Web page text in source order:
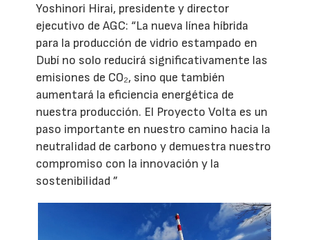
Yoshinori Hirai, presidente y director
ejecutivo de AGC: “La nueva línea híbrida
para la producción de vidrio estampado en
Dubí no solo reducirá significativamente las
emisiones de CO₂, sino que también
aumentará la eficiencia energética de
nuestra producción. El Proyecto Volta es un
paso importante en nuestro camino hacia la
neutralidad de carbono y demuestra nuestro
compromiso con la innovación y la
sostenibilidad ”